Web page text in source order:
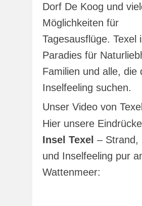
Dorf De Koog und
Möglichkeiten für
Tagesausflüge. Texel
Paradies für
Familien und alle, die
Inselfeeling suchen.
Unser Video von Texel
Hier unsere
Insel Texel – Strand,
und Inselfeeling pur
Wattenmeer: